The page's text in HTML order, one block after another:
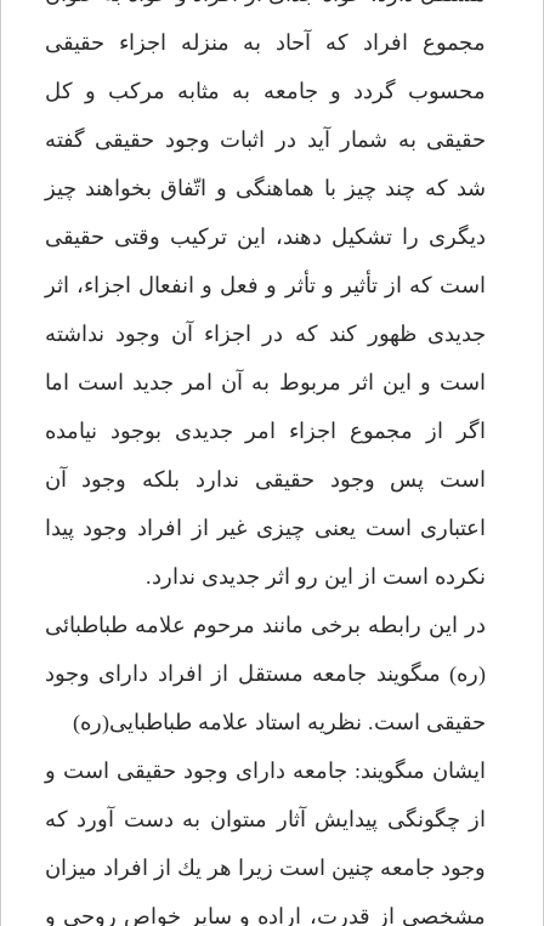
مجموع افراد كه آحاد به منزله اجزاء حقيقى
محسوب گردد و جامعه به مثابه مركب و كل
حقيقى به شمار آيد در اثبات وجود حقيقى گفته
شد كه چند چيز با هماهنگى و اتّفاق بخواهند چيز
ديگرى را تشكيل دهند، اين تركيب وقتى حقيقى
است كه از تأثير و تأثر و فعل و انفعال اجزاء، اثر
جديدى ظهور كند كه در اجزاء آن وجود نداشته
است و اين اثر مربوط به آن امر جديد است اما
اگر از مجموع اجزاء امر جديدى بوجود نيامده
است پس وجود حقيقى ندارد بلكه وجود آن
اعتبارى است يعنى چيزى غير از افراد وجود پيدا
نكرده است از اين رو اثر جديدى ندارد.
در اين رابطه برخى مانند مرحوم علامه طباطبائى
(ره) مى‏گويند جامعه مستقل از افراد داراى وجود
حقيقى است. نظريه استاد علامه طباطبايى(ره)
ايشان مى‏گويند: جامعه داراى وجود حقيقى است و
از چگونگى پيدايش آثار مى‏توان به دست آورد كه
وجود جامعه چنين است زيرا هر يك از افراد ميزان
مشخصى از قدرت، اراده و ساير خواص روحى و